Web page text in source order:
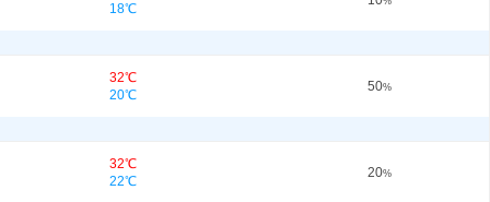
18℃
32℃
20℃
50%
32℃
22℃
20%